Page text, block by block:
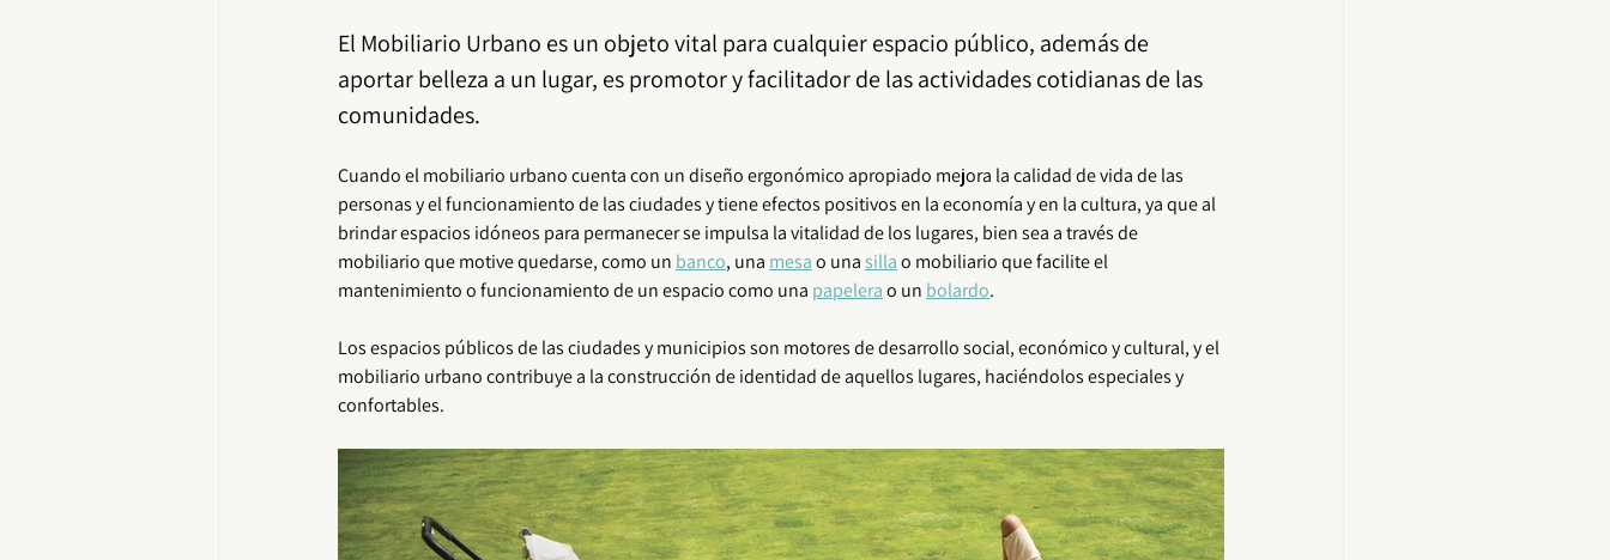
El Mobiliario Urbano es un objeto vital para cualquier espacio público, además de
aportar belleza a un lugar, es promotor y facilitador de las actividades cotidianas de las
comunidades.
Cuando el mobiliario urbano cuenta con un diseño ergonómico apropiado mejora la calidad de vida de las
personas y el funcionamiento de las ciudades y tiene efectos positivos en la economía y en la cultura, ya que al
brindar espacios idóneos para permanecer se impulsa la vitalidad de los lugares, bien sea a través de
mobiliario que motive quedarse, como un banco, una mesa o una silla o mobiliario que facilite el
mantenimiento o funcionamiento de un espacio como una papelera o un bolardo.
Los espacios públicos de las ciudades y municipios son motores de desarrollo social, económico y cultural, y el
mobiliario urbano contribuye a la construcción de identidad de aquellos lugares, haciéndolos especiales y
confortables.